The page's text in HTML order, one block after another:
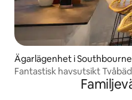
Ägarlägenhet i Southbourne
Fantastisk havsutsikt